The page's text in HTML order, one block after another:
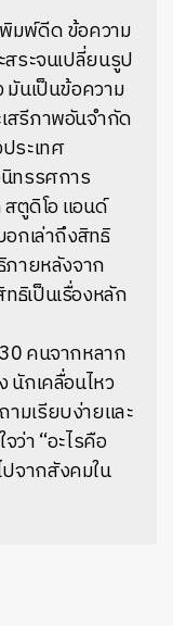
มพ์ดีด ข้อความ
ระจนเปลี่ยนรูป
มันเป็นข้อความ
สรีภาพอันจำกัด
ระเทศ
ทรรศการ
สตูดิโอ แอนด์
กเล่าถึงสิทธิ
ภายหลังจาก
ธิเป็นเรื่องหลัก
คนจากหลาก
นักเคลื่อนไหว
มเรียบง่ายและ
ว่า “อะไรคือ
จากสังคมใน